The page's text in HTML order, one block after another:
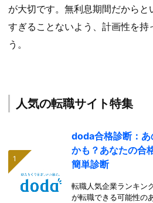
が大切です。無利息期間だからと
すぎることないよう、計画性を持
う。
人気の転職サイト特集
doda合格診断：あ
かも？あなたの合
簡単診断
転職人気企業ランキン
が転職できる可能性の